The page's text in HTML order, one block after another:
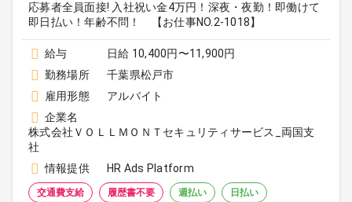
応募者全員面接! 入社祝い金4万円！深夜・夜勤！即働けて
即日払い！年齢不問！ 【お仕事NO.2-1018】
給与
日給 10,400円〜11,900円
勤務場所
千葉県松戸市
雇用形態
アルバイト
企業名
株式会社ＶＯＬＬＭＯＮＴセキュリティサービス_両国支
社
情報提供
HR Ads Platform
交通費支給 履歴書不要 週払い 日払い